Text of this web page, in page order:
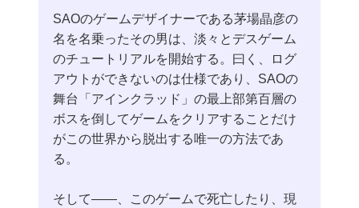
SAOのゲームデザイナーである茅場晶彦の
名を名乗ったその男は、淡々とデスゲーム
のチュートリアルを開始する。曰く、ログ
アウトができないのは仕様であり、SAOの
舞台「アインクラッド」の最上部第百層の
ボスを倒してゲームをクリアすることだけ
がこの世界から脱出する唯一の方法であ
る。
そして――、このゲームで死亡したり、現